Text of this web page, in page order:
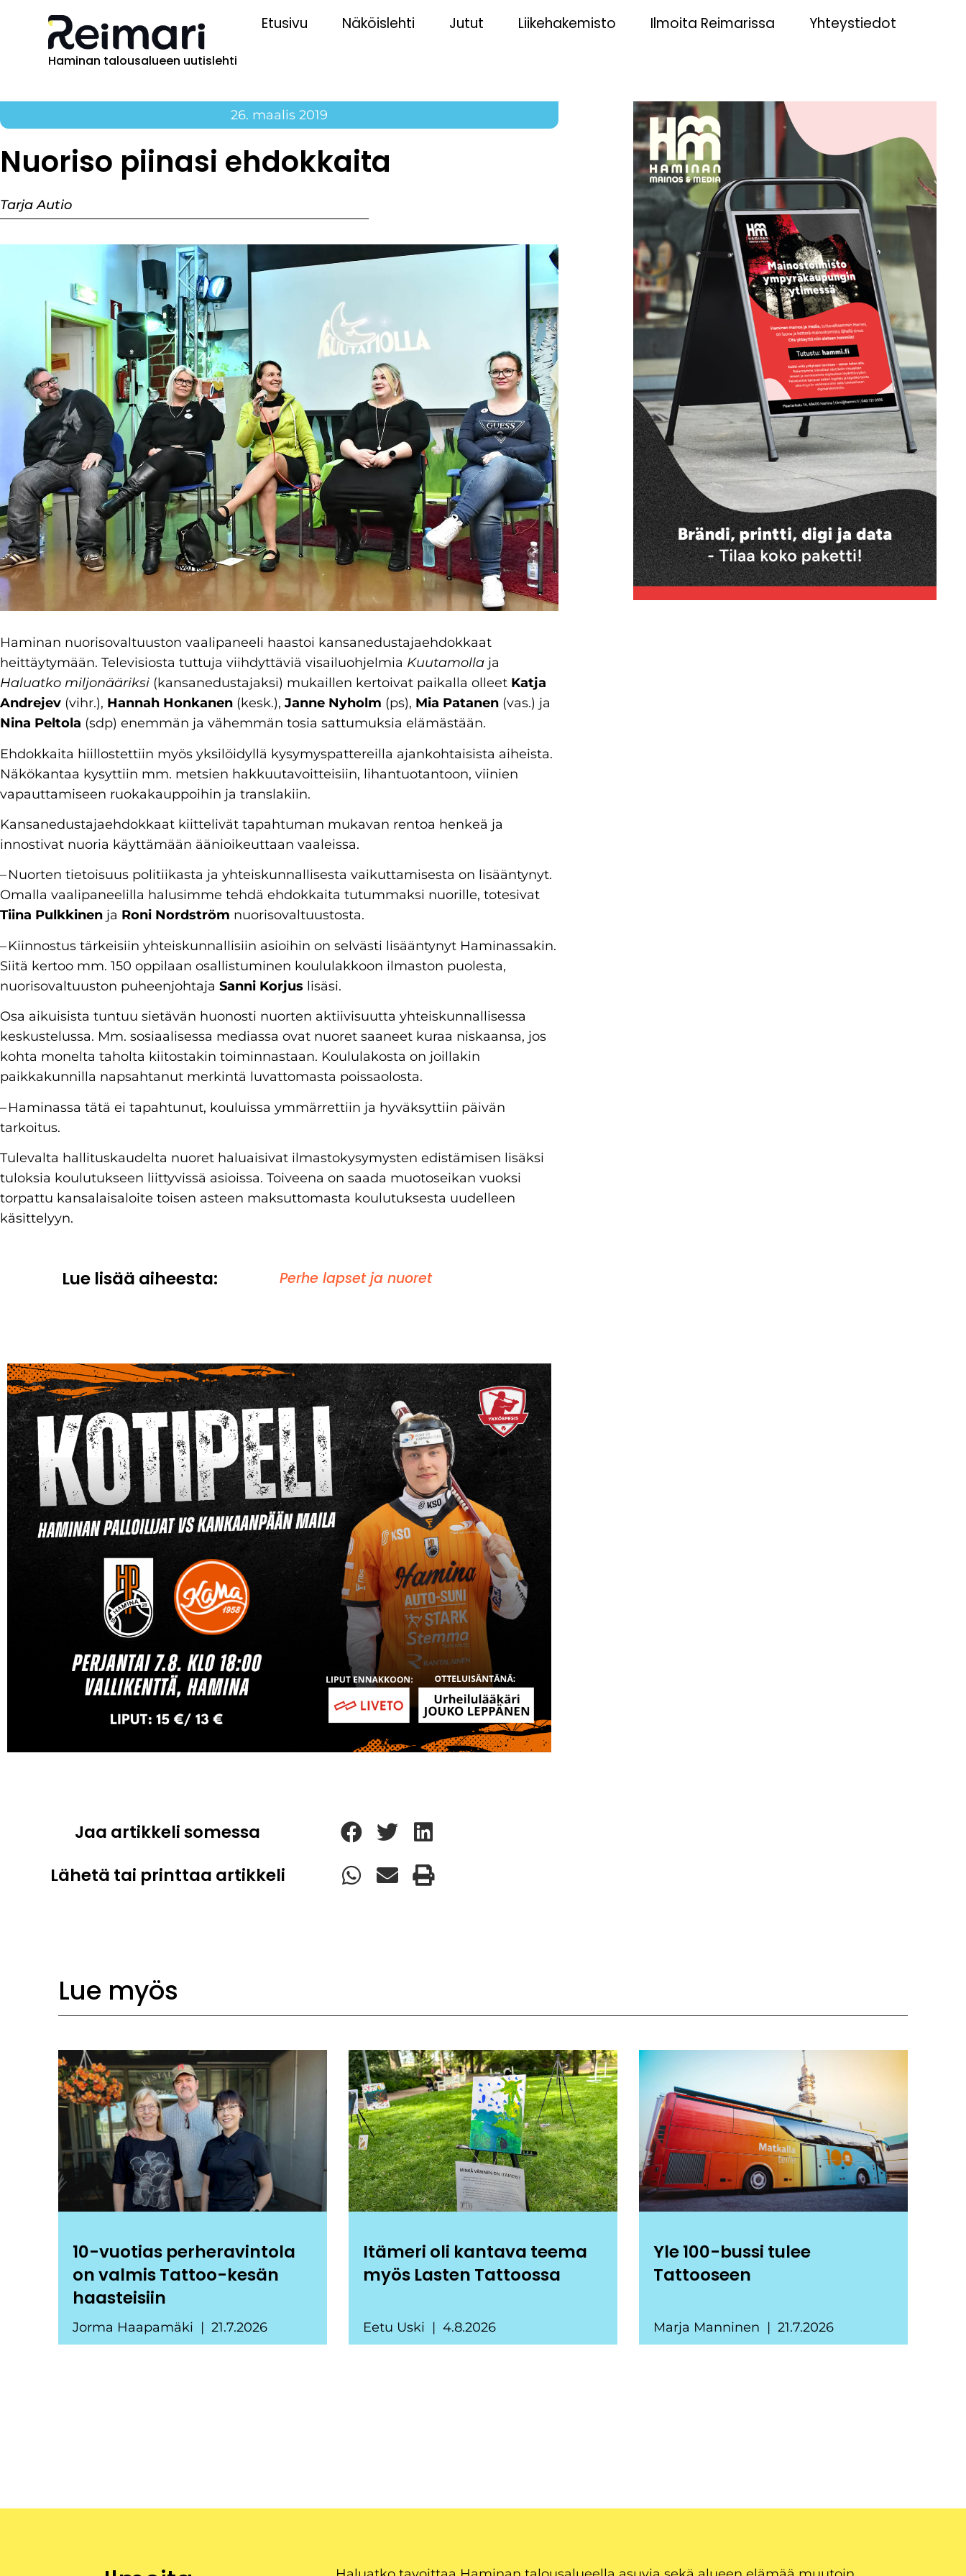
Haminan talousalueen uutislehti
Etusivu Näköislehti Jutut Liikehakemisto Ilmoita Reimarissa Yhteystiedot
26. maalis 2019
Nuoriso piinasi ehdokkaita
Tarja Autio
Haminan nuorisovaltuuston vaalipaneeli haastoi kansanedustajaehdokkaat
heittäytymään. Televisiosta tuttuja viihdyttäviä visailuohjelmia Kuutamolla ja
Haluatko miljonääriksi (kansanedustajaksi) mukaillen kertoivat paikalla olleet Katja
Andrejev (vihr.), Hannah Honkanen (kesk.),Janne Nyholm (ps), Mia Patanen (vas.) ja
Nina Peltola (sdp) enemmän ja vähemmän tosia sattumuksia elämästään.
Ehdokkaita hiillostettiin myös yksilöidyllä kysymyspattereilla ajankohtaisista aiheista.
Näkökantaa kysyttiin mm. metsien hakkuutavoitteisiin, lihantuotantoon, viinien
vapauttamiseen ruokakauppoihin ja translakiin.
Kansanedustajaehdokkaat kiittelivät tapahtuman mukavan rentoa henkeä ja
innostivat nuoria käyttämään äänioikeuttaan vaaleissa.
– Nuorten tietoisuus politiikasta ja yhteiskunnallisesta vaikuttamisesta on lisääntynyt.
Omalla vaalipaneelilla halusimme tehdä ehdokkaita tutummaksi nuorille, totesivat
Tiina Pulkkinen ja Roni Nordström nuorisovaltuustosta.
– Kiinnostus tärkeisiin yhteiskunnallisiin asioihin on selvästi lisääntynyt Haminassakin.
Siitä kertoo mm. 150 oppilaan osallistuminen koululakkoon ilmaston puolesta,
nuorisovaltuuston puheenjohtaja Sanni Korjus lisäsi.
Osa aikuisista tuntuu sietävän huonosti nuorten aktiivisuutta yhteiskunnallisessa
keskustelussa. Mm. sosiaalisessa mediassa ovat nuoret saaneet kuraa niskaansa, jos
kohta monelta taholta kiitostakin toiminnastaan. Koululakosta on joillakin
paikkakunnilla napsahtanut merkintä luvattomasta poissaolosta.
– Haminassa tätä ei tapahtunut, kouluissa ymmärrettiin ja hyväksyttiin päivän
tarkoitus.
Tulevalta hallituskaudelta nuoret haluaisivat ilmastokysymysten edistämisen lisäksi
tuloksia koulutukseen liittyvissä asioissa. Toiveena on saada muotoseikan vuoksi
torpattu kansalaisaloite toisen asteen maksuttomasta koulutuksesta uudelleen
käsittelyyn.
Lue lisää aiheesta: Perhe lapset ja nuoret
Jaa artikkeli somessa
Lähetä tai printtaa artikkeli
Lue myös
10-vuotias perheravintola
on valmis Tattoo-kesän
haasteisiin
Jorma Haapamäki 21.7.2026
Itämeri oli kantava teema
myös Lasten Tattoossa
Eetu Uski 4.8.2026
Yle 100-bussi tulee
Tattooseen
Marja Manninen 21.7.2026